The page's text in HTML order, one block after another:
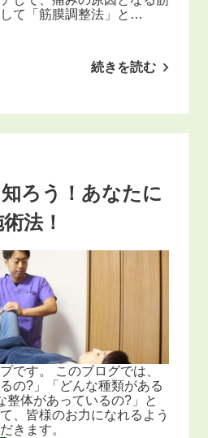
て「筋膜調整法」と…
続きを読む
ろう！あなたに
法！
です。 このブログでは、
の?」「どんな種類がある
整体があっているの?」と
、皆様のお力になれるよう
きます。